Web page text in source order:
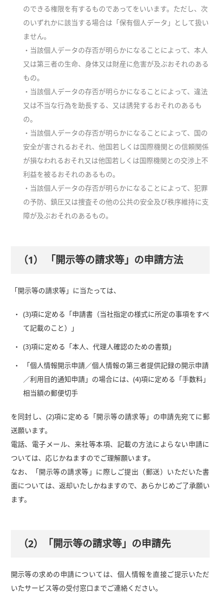
のできる権限を有するものであってをいいます。ただし、次
のいずれかに該当する場合は「保有個人データ」として扱い
ません。
・当該個人データの存否が明らかになることによって、本人
又は第三者の生命、身体又は財産に危害が及ぶおそれのある
もの。
・当該個人データの存否が明らかになることによって、違法
又は不当な行為を助長する、又は誘発するおそれのあるも
の。
・当該個人データの存否が明らかになることによって、国の
安全が害されるおそれ、他国若しくは国際機関との信頼関係
が損なわれるおそれ又は他国若しくは国際機関との交渉上不
利益を被るおそれのあるもの。
・当該個人データの存否が明らかになることによって、犯罪
の予防、鎮圧又は捜査その他の公共の安全及び秩序維持に支
障が及ぶおそれのあるもの。
（1） 「開示等の請求等」の申請方法
「開示等の請求等」に当たっては、
(3)項に定める「申請書（当社指定の様式に所定の事項をすべ
て記載のこと）」
(3)項に定める「本人、代理人確認のための書類」
「個人情報開示申請／個人情報の第三者提供記録の開示申請
／利用目的通知申請」の場合には、(4)項に定める「手数料」
相当額の郵便切手
を同封し、(2)項に定める「開示等の請求等」の申請先宛てに郵
送願います。
電話、電子メール、来社等本項、記載の方法によらない申請に
ついては、応じかねますのでご理解願います。
なお、「開示等の請求等」に際しご提出（郵送）いただいた書
面については、返却いたしかねますので、あらかじめご了承願い
ます。
（2）「開示等の請求等」の申請先
開示等の求めの申請については、個人情報を直接ご提示いただ
いたサービス等の受付窓口までご連絡ください。